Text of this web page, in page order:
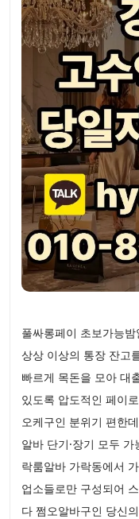
풀싸롱페이 초보가능
상상 이상의 통장 잔고
빠르게 목돈을 모아 대
있도록 압도적인 페이
오케구인 분위기 편한
알바 단기·장기 모두
락룸알바 가락동에서
업소들로만 구성되어
다 쩜오알바구인 당신